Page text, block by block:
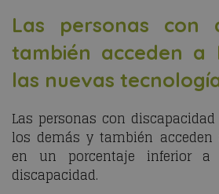
Las personas con
también acceden
las nuevas
Las personas con
los demás y también
en un porcentaje inferior
discapacidad.